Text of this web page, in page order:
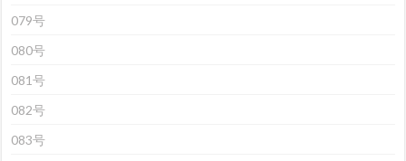
079号
080号
081号
082号
083号